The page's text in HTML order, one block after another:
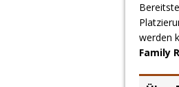
werden
Family